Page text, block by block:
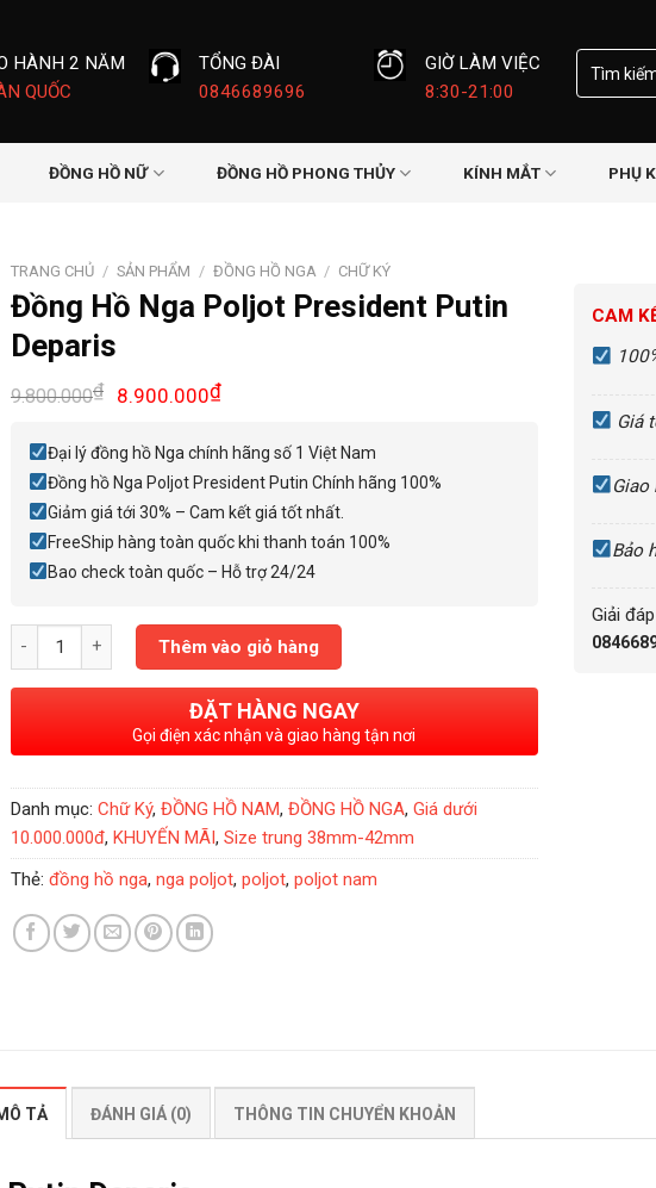
HÀNH 2 NĂM
QUỐC
TỔNG ĐÀI
0846689696
GIỜ LÀM VIỆC
8:30-21:00
Tìm
kiếm:
ĐỒNG HỒ NỮ ĐỒNG HỒ PHONG THỦY KÍNH MẮT PHỤ
TRANG CHỦ / SẢN PHẨM / ĐỒNG HỒ NGA / CHỮ KÝ
Đồng Hồ Nga Poljot President Putin
Deparis
9.800.000₫
Giá
là:
9.800.000₫.
8.900.000₫Giá
tại
là:
8.900.000₫.
Đại lý đồng hồ Nga chính hãng số 1 Việt Nam
Đồng hồ Nga Poljot President Putin Chính hãng 100%
Giảm giá tới 30% – Cam kết giá tốt nhất.
FreeShip hàng toàn quốc khi thanh toán 100%
Bao check toàn quốc – Hỗ trợ 24/24
Đồng Hồ Nga Poljot President Putin Deparis số lượng
Thêm vào giỏ hàng
ĐẶT HÀNG NGAY
Gọi điện xác nhận và giao hàng tận nơi
Danh mục: Chữ Ký, ĐỒNG HỒ NAM, ĐỒNG HỒ NGA, Giá dưới
10.000.000đ, KHUYẾN MÃI, Size trung 38mm-42mm
Thẻ: đồng hồ nga, nga poljot, poljot, poljot nam
CAM
Giá
Giao
Bảo
Giải
TẢ ĐÁNH GIÁ (0) THÔNG TIN CHUYỂN KHOẢN